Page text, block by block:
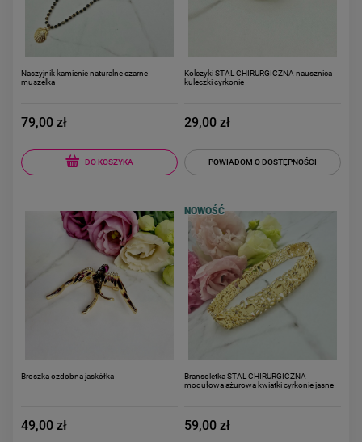
Naszyjnik kamienie naturalne czarne
muszelka
79,00 zł
DO KOSZYKA
Kolczyki STAL CHIRURGICZNA nausznica
kuleczki cyrkonie
29,00 zł
POWIADOM O DOSTĘPNOŚCI
Broszka ozdobna jaskółka
49,00 zł
Bransoletka STAL CHIRURGICZNA
modułowa ażurowa kwiatki cyrkonie jasne
59,00 zł
NOWOŚĆ